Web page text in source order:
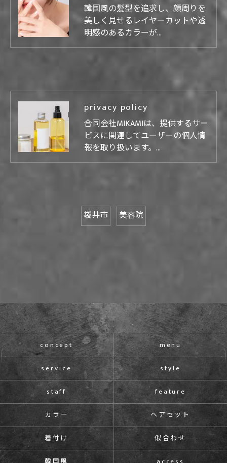
韓国風の髪型を追求し、顔周りを
美しく見せるレイヤーカットや透
明感のあるカラーが…
privacy policy
合同会社MIKAMIは、提供するサー
ビスに関連してユーザーの個人情
報を取り扱います。…
袋井市 美容院
concept menu
service style
staff feature
カラー ヘアセット
着付け 似合わせ